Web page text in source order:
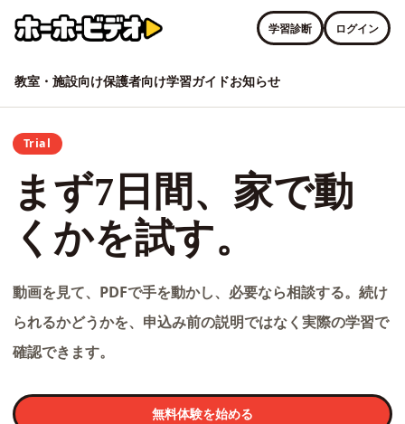
教室・施設向け保護者向け学習ガイドお知らせ
学習診断 ログイン
Trial
まず7日間、家で動
くかを試す。
動画を見て、PDFで手を動かし、必要なら相談する。続け
られるかどうかを、申込み前の説明ではなく実際の学習で
確認できます。
無料体験を始める